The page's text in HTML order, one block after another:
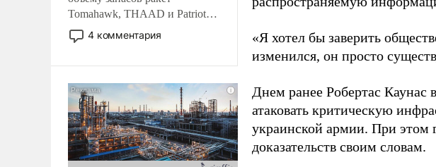
Tomahawk, THAAD и Patriot
США потребуется более трех
лет. Даже небольшая война с
Сложившаяся ситуация
означает многолетний период
уязвимости США, например,
перед Китаем.
4 комментария
«Я хотел бы заверить
изменился, он просто
Днем ранее Робертас Каунас
атаковать критическую
украинской армии. При этом
доказательств своим словам.